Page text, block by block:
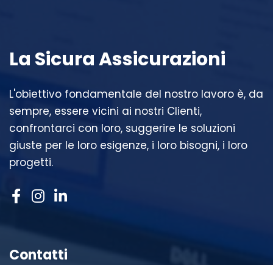
La Sicura Assicurazioni
L'obiettivo fondamentale del nostro lavoro è, da
sempre, essere vicini ai nostri Clienti,
confrontarci con loro, suggerire le soluzioni
giuste per le loro esigenze, i loro bisogni, i loro
progetti.
Contatti